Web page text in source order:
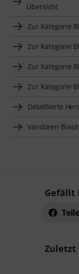
Übersicht
Zur Kategorie
Zur Kategorie
Zur Kategorie
Zur Kategorie
Detaillierte
Vandoren
Gefällt
Zuletzt